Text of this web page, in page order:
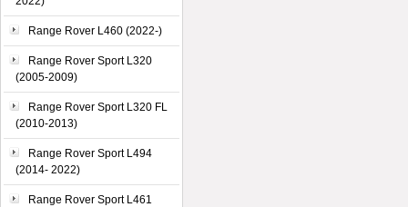
Range Rover L460 (2022-)
Range Rover Sport L320
(2005-2009)
Range Rover Sport L320 FL
(2010-2013)
Range Rover Sport L494
(2014- 2022)
Range Rover Sport L461